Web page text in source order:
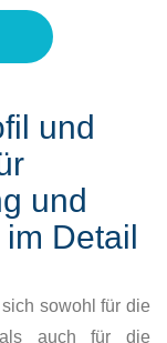
und
und
Detail
sowohl für die
als auch für die